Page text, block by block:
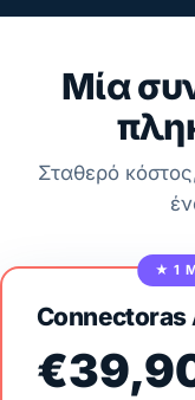
Μία
Σταθερό
★ 1
Connectoras